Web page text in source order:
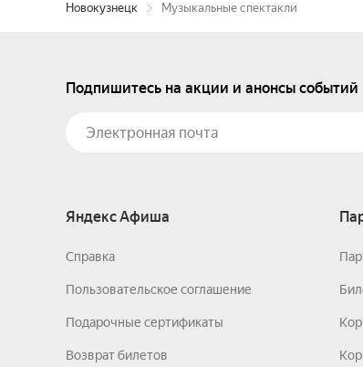
Новокузнецк Музыкальные спектакли
Подпишитесь на акции и анонсы событий
Яндекс Афиша
Справка
Пользовательское соглашение
Подарочные сертификаты
Возврат билетов